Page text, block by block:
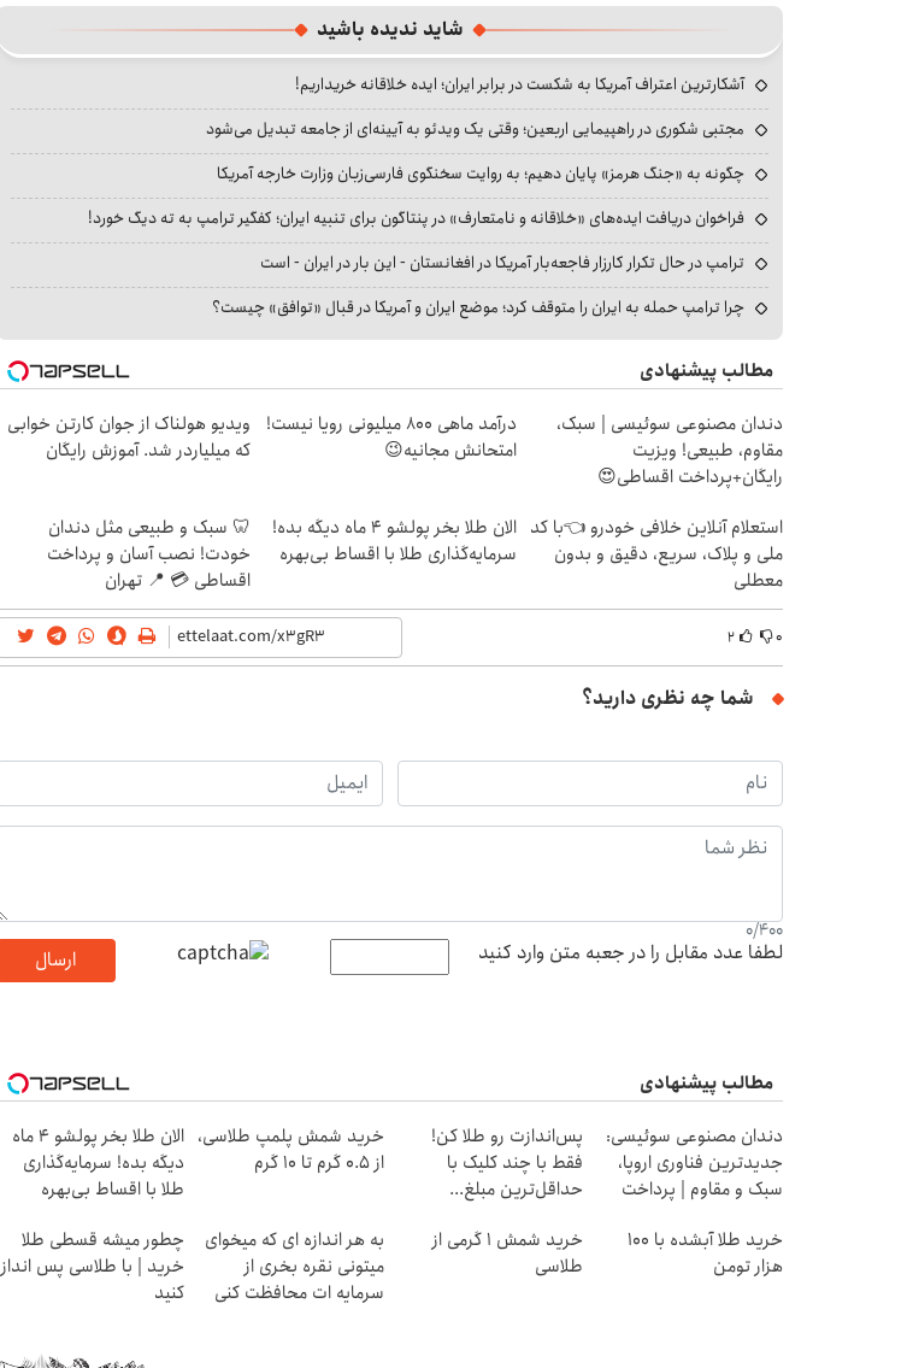
شاید ندیده باشید
آشکارترین اعتراف آمریکا به شکست در برابر ایران؛ ایده خلاقانه خریداریم!
مجتبی شکوری در راهپیمایی اربعین؛ وقتی یک ویدئو به آیینه‌ای از جامعه تبدیل می‌شود
چگونه به «جنگ هرمز» پایان دهیم؛ به روایت سخنگوی فارسی‌زبان وزارت خارجه آمریکا
فراخوان دریافت ایده‌های «خلاقانه و نامتعارف» در پنتاگون برای تنبیه ایران؛ کفگیر ترامپ به ته دیگ خورد!
ترامپ در حال تکرار کارزار فاجعه‌بار آمریکا در افغانستان - این بار در ایران - است
چرا ترامپ حمله به ایران را متوقف کرد؛ موضع ایران و آمریکا در قبال «توافق» چیست؟
مطالب پیشنهادی
دندان مصنوعی سوئیسی | سبک،
مقاوم، طبیعی! ویزیت
رایگان+پرداخت اقساطی😍
درآمد ماهی 800 میلیونی رویا نیست!
امتحانش مجانیه😉
ویدیو هولناک از جوان کارتن خوابی
که میلیاردر شد. آموزش رایگان
استعلام آنلاین خلافی خودرو 👈با کد
ملی و پلاک، سریع، دقیق و بدون
معطلی
الان طلا بخر پولشو 4 ماه دیگه بده!
سرمایه‌گذاری طلا با اقساط بی‌بهره
🦷 سبک و طبیعی مثل دندان
خودت! نصب آسان و پرداخت
اقساطی 💳 📍 تهران
۰ ۲
شما چه نظری دارید؟
0/400
لطفا عدد مقابل را در جعبه متن وارد کنید ارسال
مطالب پیشنهادی
دندان مصنوعی سوئیسی:
جدیدترین فناوری اروپا،
سبک و مقاوم | پرداخت
پس‌اندازت رو طلا کن!
فقط با چند کلیک با
حداقل‌ترین مبلغ...
خرید شمش پلمپ طلاسی،
از ۰.۵ گرم تا ۱۰ گرم
الان طلا بخر پولشو 4 ماه
دیگه بده! سرمایه‌گذاری
طلا با اقساط بی‌بهره
خرید طلا آبشده با 100
هزار تومن
خرید شمش 1 گرمی از
طلاسی
به هر اندازه ای که میخوای
میتونی نقره بخری از
سرمایه ات محافظت کنی
چطور میشه قسطی طلا
خرید | با طلاسی پس انداز
کنید